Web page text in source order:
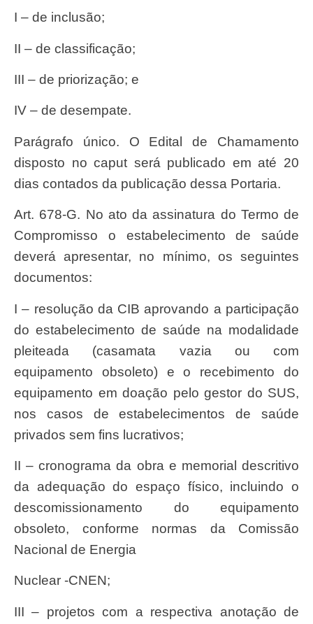
I – de inclusão;
II – de classificação;
III – de priorização; e
IV – de desempate.
Parágrafo único. O Edital de Chamamento
disposto no caput será publicado em até 20
dias contados da publicação dessa Portaria.
Art. 678-G. No ato da assinatura do Termo de
Compromisso o estabelecimento de saúde
deverá apresentar, no mínimo, os seguintes
documentos:
I – resolução da CIB aprovando a participação
do estabelecimento de saúde na modalidade
pleiteada (casamata vazia ou com
equipamento obsoleto) e o recebimento do
equipamento em doação pelo gestor do SUS,
nos casos de estabelecimentos de saúde
privados sem fins lucrativos;
II – cronograma da obra e memorial descritivo
da adequação do espaço físico, incluindo o
descomissionamento do equipamento
obsoleto, conforme normas da Comissão
Nacional de Energia
Nuclear -CNEN;
III – projetos com a respectiva anotação de